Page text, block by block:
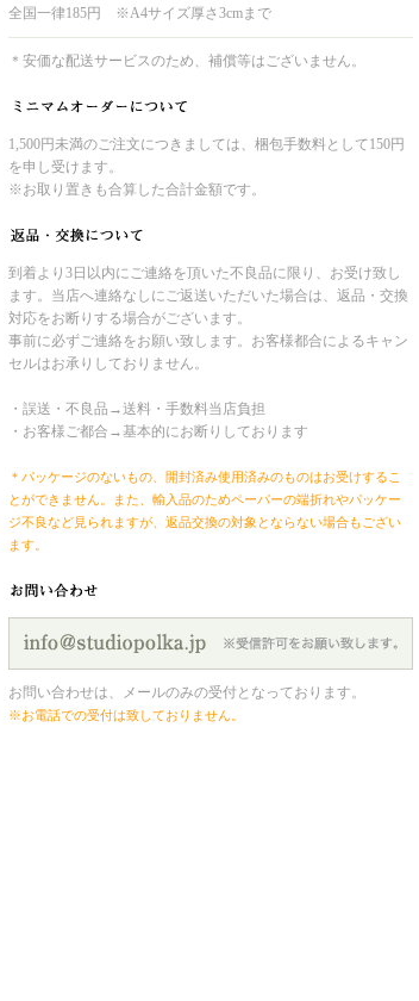
全国一律185円 ※A4サイズ厚さ3cmまで
＊安価な配送サービスのため、補償等はございません。
1,500円未満のご注文につきましては、梱包手数料として150円
を申し受けます。
※お取り置きも合算した合計金額です。
到着より3日以内にご連絡を頂いた不良品に限り、お受け致し
ます。当店へ連絡なしにご返送いただいた場合は、返品・交換
対応をお断りする場合がございます。
事前に必ずご連絡をお願い致します。お客様都合によるキャン
セルはお承りしておりません。
・誤送・不良品→送料・手数料当店負担
・お客様ご都合→基本的にお断りしております
＊パッケージのないもの、開封済み使用済みのものはお受けするこ
とができません。また、輸入品のためペーパーの端折れやパッケー
ジ不良など見られますが、返品交換の対象とならない場合もござい
ます。
お問い合わせは、メールのみの受付となっております。
※お電話での受付は致しておりません。